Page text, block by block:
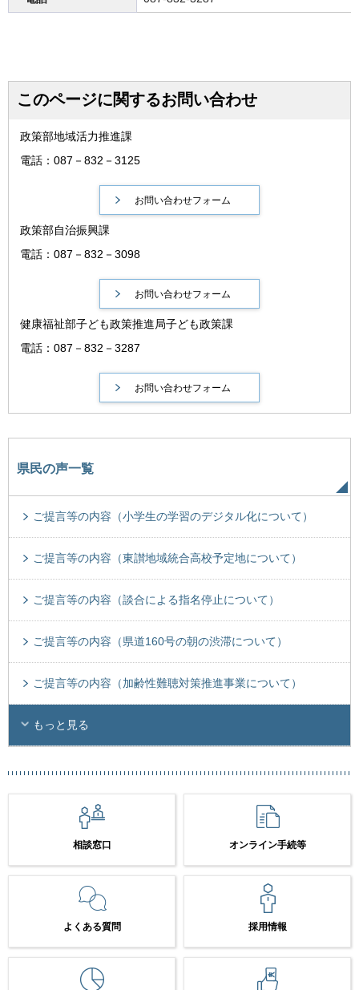
このページに関するお問い合わせ
政策部地域活力推進課
電話：087－832－3125
政策部自治振興課
電話：087－832－3098
健康福祉部子ども政策推進局子ども政策課
電話：087－832－3287
県民の声一覧
ご提言等の内容（小学生の学習のデジタル化について）
ご提言等の内容（東讃地域統合高校予定地について）
ご提言等の内容（談合による指名停止について）
ご提言等の内容（県道160号の朝の渋滞について）
ご提言等の内容（加齢性難聴対策推進事業について）
もっと見る
相談窓口 オンライン手続等
よくある質問 採用情報